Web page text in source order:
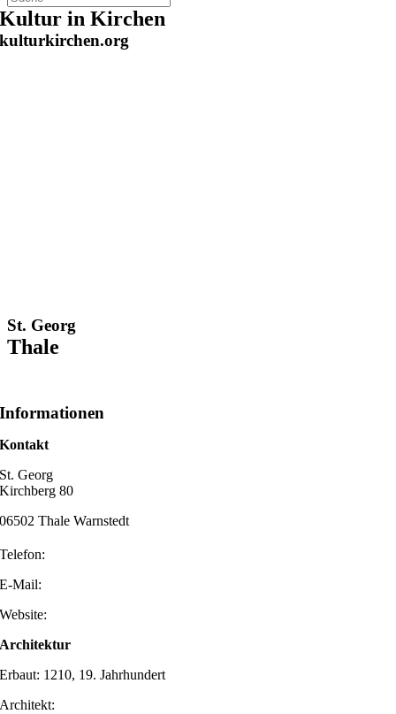
Zum
Inhalt
springen
Kultur in Kirchen
kulturkirchen.org
St. Georg
Thale
Informationen
Kontakt
St. Georg
Kirchberg 80
06502 Thale Warnstedt
Telefon:
E-Mail:
Website:
Architektur
Erbaut: 1210, 19. Jahrhundert
Architekt: